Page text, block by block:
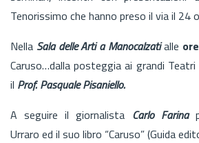
Tenorissimo che hanno preso il via il 24
Nella Sala delle Arti a Manocalzatialle
Caruso…dalla posteggia ai grandi Teatri
il Prof. Pasquale Pisaniello.
A seguire il giornalista Carlo Farina
Urraro ed il suo libro “Caruso” (Guida